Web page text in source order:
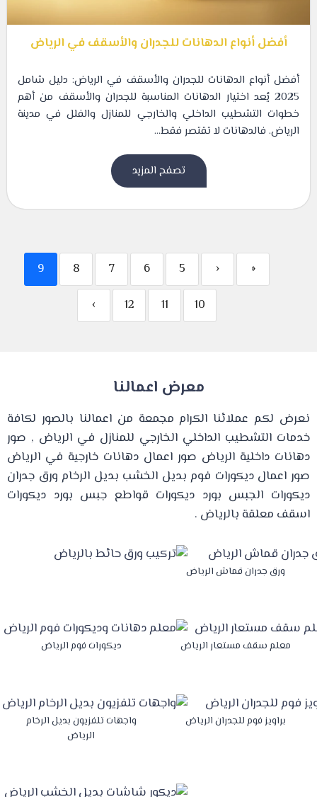
أفضل أنواع الدهانات للجدران والأسقف في الرياض
أفضل أنواع الدهانات للجدران والأسقف في الرياض: دليل شامل
2025 يُعد اختيار الدهانات المناسبة للجدران والأسقف من أهم
خطوات التشطيب الداخلي والخارجي للمنازل والفلل في مدينة
الرياض. فالدهانات لا تقتصر فقط...
تصفح المزيد
«
‹
5
6
7
8
9
10
11
12
›
معرض اعمالنا
نعرض لكم عملائنا الكرام مجمعة من اعمالنا بالصور لكافة
خدمات التشطيب الداخلي الخارجي للمنازل في الرياض , صور
دهانات داخلية الرياض صور اعمال دهانات خارجية في الرياض
صور اعمال ديكورات فوم بديل الخشب بديل الرخام ورق جدران
ديكورات الجبس بورد ديكورات قواطع جبس بورد ديكورات
اسقف معلقة بالرياض .
ورق جدران قماش الرياض
معلم سقف مستعار الرياض ديكورات فوم الرياض
براويز فوم للجدران الرياض
واجهات تلفزيون بديل الرخام
الرياض